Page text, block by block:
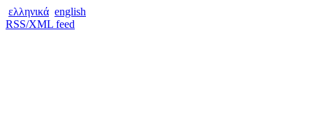
ελληνικά english
RSS/XML feed